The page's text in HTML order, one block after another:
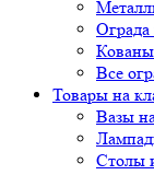
Все
Товары на
Вазы
Столы